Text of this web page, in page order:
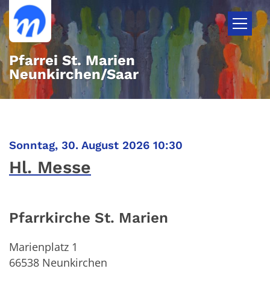
Zum Inhalt springen
Pfarrei St. Marien
Neunkirchen/Saar
Sonntag, 30. August 2026 10:30
Hl. Messe
Pfarrkirche St. Marien
Marienplatz 1
66538 Neunkirchen